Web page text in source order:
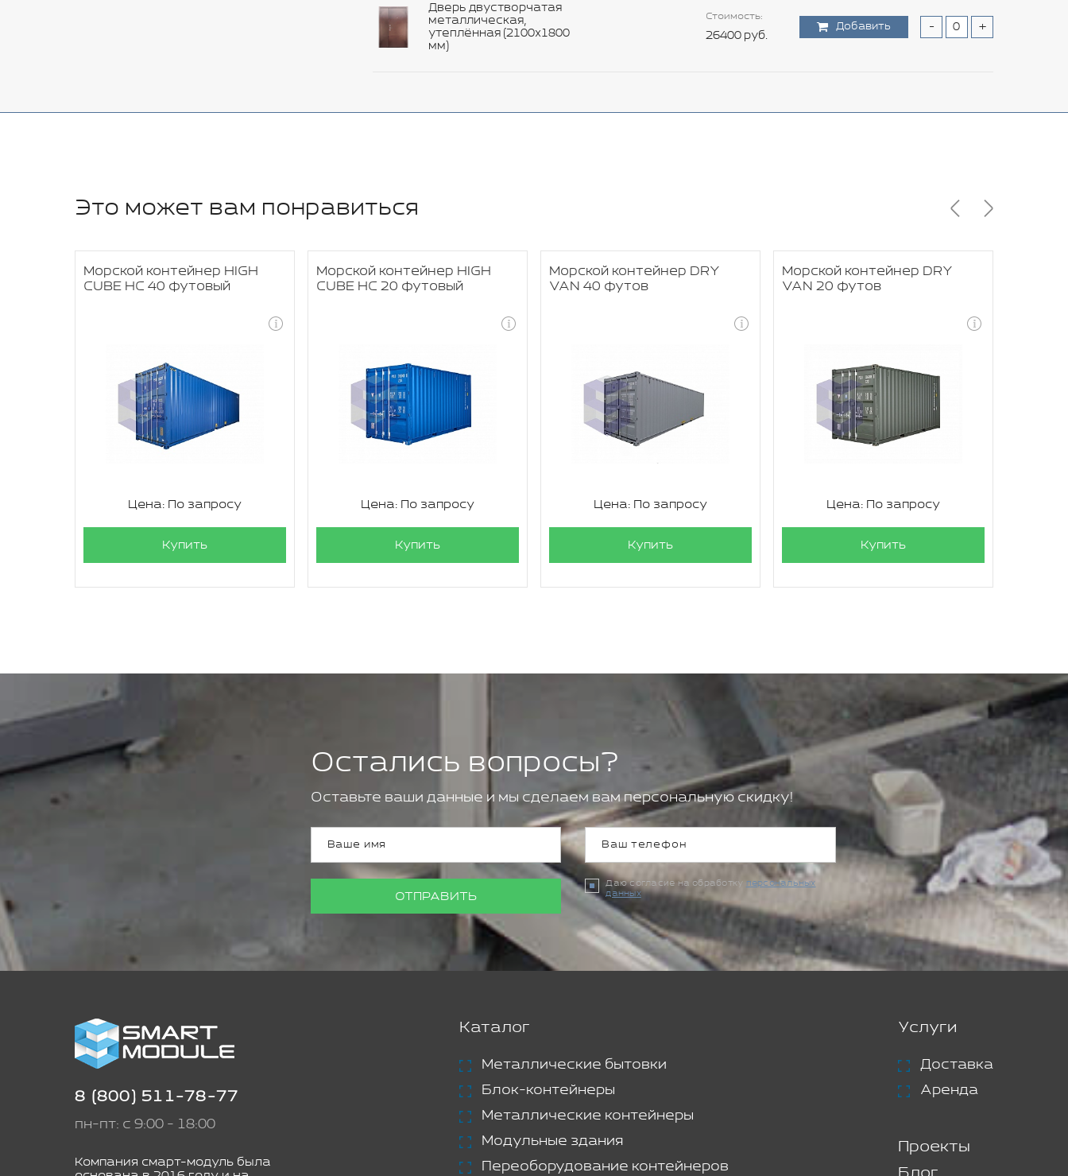
Дверь двустворчатая
металлическая,
утеплённая (2100х1800
мм)
Стоимость:
26400 руб.
Добавить - +
Это может вам понравиться
Морской контейнер HIGH
CUBE HC 40 футовый
Цена: По запросу
Купить
Морской контейнер HIGH
CUBE HC 20 футовый
Цена: По запросу
Купить
Морской контейнер DRY
VAN 40 футов
Цена: По запросу
Купить
Морской контейнер DRY
VAN 20 футов
Цена: По запросу
Купить
Остались вопросы?
Оставьте ваши данные и мы сделаем вам персональную скидку!
ОТПРАВИТЬ
Даю согласие на обработку персональных
данных
8 (800) 511-78-77
пн-пт: с 9:00 - 18:00
Компания смарт-модуль была
Каталог
Металлические бытовки
Блок-контейнеры
Металлические контейнеры
Модульные здания
Переоборудование контейнеров
Услуги
Доставка
Аренда
Проекты